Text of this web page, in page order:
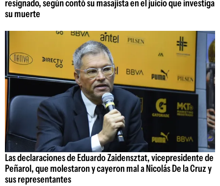
resignado, según contó su masajista en el juicio que investiga
su muerte
Las declaraciones de Eduardo Zaidensztat, vicepresidente de
Peñarol, que molestaron y cayeron mal a Nicolás De la Cruz y
sus representantes